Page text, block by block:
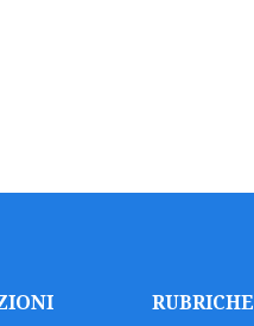
RUBRICHE